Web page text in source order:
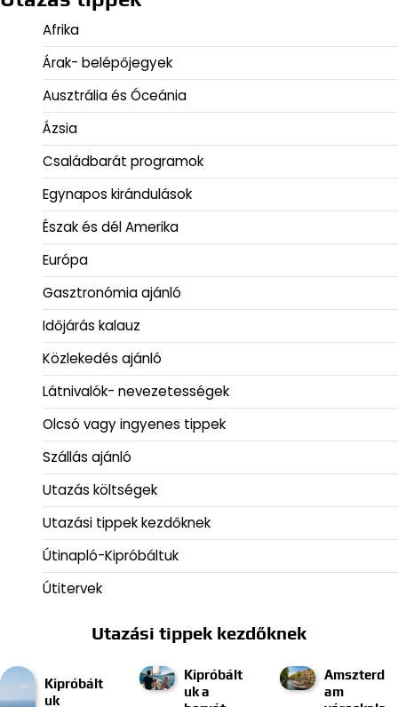
Afrika
Árak- belépőjegyek
Ausztrália és Óceánia
Ázsia
Családbarát programok
Egynapos kirándulások
Észak és dél Amerika
Európa
Gasztronómia ajánló
Időjárás kalauz
Közlekedés ajánló
Látnivalók- nevezetességek
Olcsó vagy ingyenes tippek
Szállás ajánló
Utazás költségek
Utazási tippek kezdőknek
Útinapló-Kipróbáltuk
Útitervek
Utazási tippek kezdőknek
Kipróbált
uk
Kipróbált
uk a
Amszterd
am